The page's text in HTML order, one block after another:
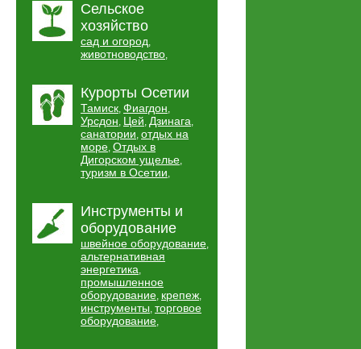
Сельское
хозяйство
сад и огород,
животноводство,
Курорты Осетии
Тамиск, Фиагдон,
Урсдон, Цей, Дзинага,
санатории, отдых на
море, Отдых в
Дигорском ущелье,
туризм в Осетии,
Инструменты и
оборудование
швейное оборудование,
альтернативная
энергетика,
промышленное
оборудование, крепеж,
инструменты, торговое
оборудование,